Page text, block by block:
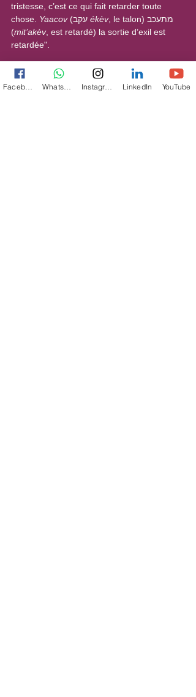
tristesse, c’est ce qui fait retarder toute
chose. Yaacov ékèv, le talon) מתעכב
(mit’akèv, est retardé) la sortie d’exil est
retardée".
Illustration : Yoram Raanan
LinkedIn YouTube